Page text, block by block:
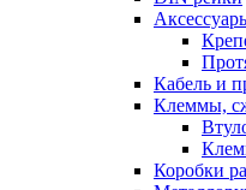
Кабель и
Клеммы,
Коробки